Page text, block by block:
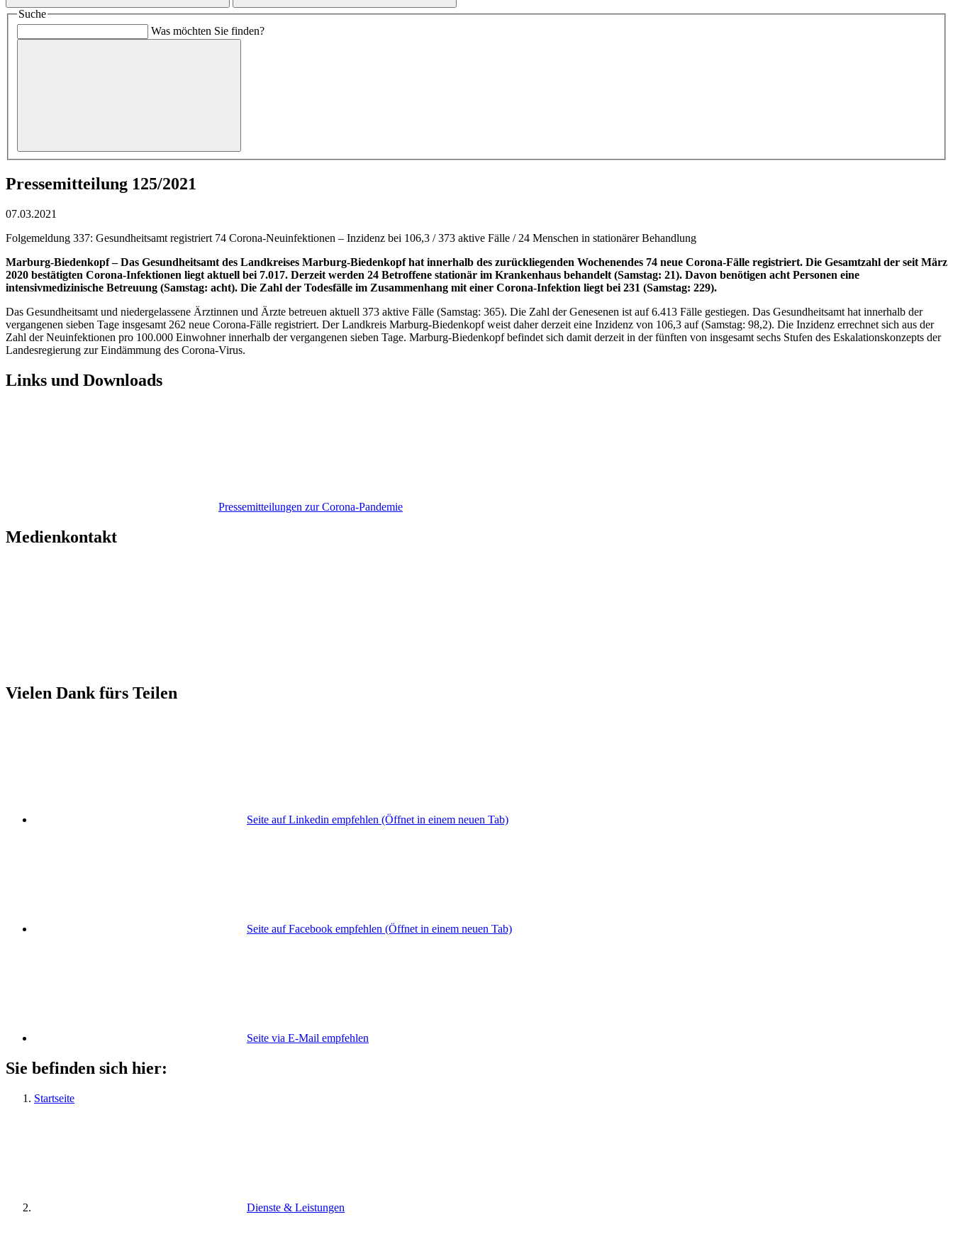
Suche
Was möchten Sie finden?
Pressemitteilung 125/2021
07.03.2021
Folgemeldung 337: Gesundheitsamt registriert 74 Corona-Neuinfektionen – Inzidenz bei 106,3 / 373 aktive Fälle / 24 Menschen in stationärer Behandlung
Marburg-Biedenkopf– Das Gesundheitsamt des Landkreises Marburg-Biedenkopf hat innerhalb des zurückliegenden Wochenendes 74 neue Corona-Fälle registriert. Die Gesamtzahl der seit März
2020 bestätigten Corona-Infektionen liegt aktuell bei 7.017. Derzeit werden 24 Betroffene stationär im Krankenhaus behandelt (Samstag: 21). Davon benötigen acht Personen eine
intensivmedizinische Betreuung (Samstag: acht). Die Zahl der Todesfälle im Zusammenhang mit einer Corona-Infektion liegt bei 231 (Samstag: 229).
Das Gesundheitsamt und niedergelassene Ärztinnen und Ärzte betreuen aktuell 373 aktive Fälle (Samstag: 365). Die Zahl der Genesenen ist auf 6.413 Fälle gestiegen. Das Gesundheitsamt hat innerhalb der
vergangenen sieben Tage insgesamt 262 neue Corona-Fälle registriert. Der Landkreis Marburg-Biedenkopf weist daher derzeit eine Inzidenz von 106,3 auf (Samstag: 98,2). Die Inzidenz errechnet sich aus der
Zahl der Neuinfektionen pro 100.000 Einwohner innerhalb der vergangenen sieben Tage. Marburg-Biedenkopf befindet sich damit derzeit in der fünften von insgesamt sechs Stufen des Eskalationskonzepts der
Landesregierung zur Eindämmung des Corona-Virus.
Links und Downloads
Pressemitteilungen zur Corona-Pandemie
Medienkontakt
Vielen Dank fürs Teilen
Seite auf Linkedin empfehlen (Öffnet in einem neuen Tab)
Seite auf Facebook empfehlen (Öffnet in einem neuen Tab)
Seite via E-Mail empfehlen
Sie befinden sich hier:
Startseite
Dienste & Leistungen